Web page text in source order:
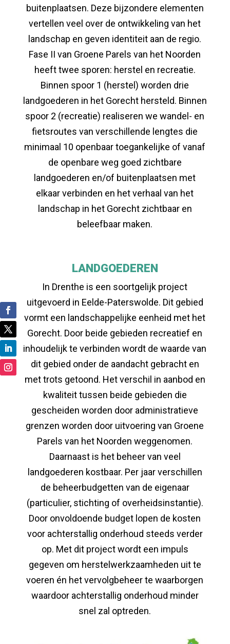
buitenplaatsen. Deze bijzondere elementen
vertellen veel over de ontwikkeling van het
landschap en geven identiteit aan de regio.
Fase II van Groene Parels van het Noorden
heeft twee sporen: herstel en recreatie.
Binnen spoor 1 (herstel) worden drie
landgoederen in het Gorecht hersteld. Binnen
spoor 2 (recreatie) realiseren we wandel- en
fietsroutes van verschillende lengtes die
minimaal 10 openbaar toegankelijke of vanaf
de openbare weg goed zichtbare
landgoederen en/of buitenplaatsen met
elkaar verbinden en het verhaal van het
landschap in het Gorecht zichtbaar en
beleefbaar maken.
LANDGOEDEREN
In Drenthe is een soortgelijk project
uitgevoerd in Eelde-Paterswolde. Dit gebied
vormt een landschappelijke eenheid met het
Gorecht. Door beide gebieden recreatief en
inhoudelijk te verbinden wordt de waarde van
dit gebied onder de aandacht gebracht en
met trots getoond. Het verschil in aanbod en
kwaliteit tussen beide gebieden die
gescheiden worden door administratieve
grenzen worden door uitvoering van Groene
Parels van het Noorden weggenomen.
Daarnaast is het beheer van veel
landgoederen kostbaar. Per jaar verschillen
de beheerbudgetten van de eigenaar
(particulier, stichting of overheidsinstantie).
Door onvoldoende budget lopen de kosten
voor achterstallig onderhoud steeds verder
op. Met dit project wordt een impuls
gegeven om herstelwerkzaamheden uit te
voeren én het vervolgbeheer te waarborgen
waardoor achterstallig onderhoud minder
snel zal optreden.